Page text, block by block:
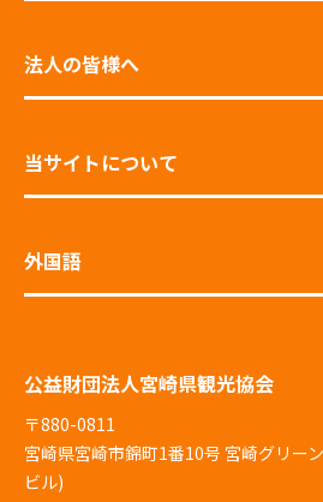
法人の皆様へ
当サイトについて
外国語
公益財団法人宮崎県観光協会
〒880-0811
宮崎県宮崎市錦町1番10号 宮崎グリー
ビル)